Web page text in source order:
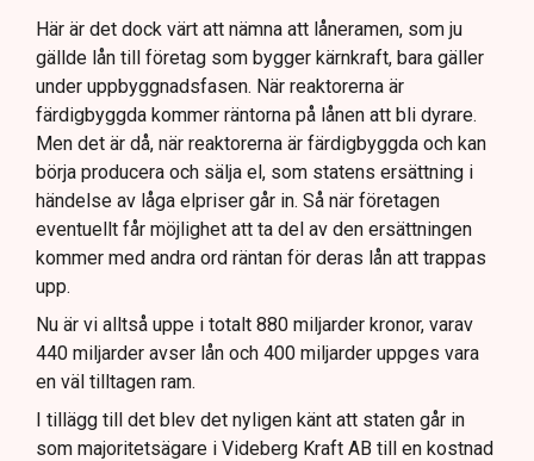
Här är det dock värt att nämna att låneramen, som ju
gällde lån till företag som bygger kärnkraft, bara gäller
under uppbyggnadsfasen. När reaktorerna är
färdigbyggda kommer räntorna på lånen att bli dyrare.
Men det är då, när reaktorerna är färdigbyggda och kan
börja producera och sälja el, som statens ersättning i
händelse av låga elpriser går in. Så när företagen
eventuellt får möjlighet att ta del av den ersättningen
kommer med andra ord räntan för deras lån att trappas
upp.
Nu är vi alltså uppe i totalt 880 miljarder kronor, varav
440 miljarder avser lån och 400 miljarder uppges vara
en väl tilltagen ram.
I tillägg till det blev det nyligen känt att staten går in
som majoritetsägare i Videberg Kraft AB till en kostnad